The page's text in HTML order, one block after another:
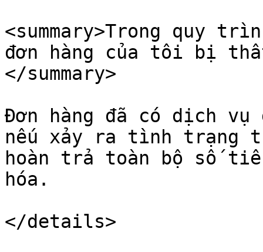
<summary>Trong quy
đơn hàng của tôi bị
</summary>
Đơn hàng đã có dịch vụ
nếu xảy ra tình trạng
hoàn trả toàn bộ số
hóa.
</details>